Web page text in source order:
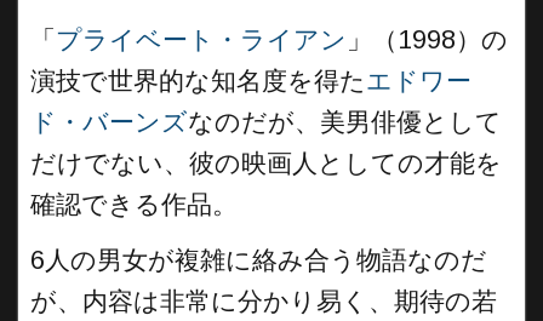
「 プライベート・ライアン 」（1998）の
演技で世界的な知名度を得たエドワー
ド・バーンズなのだが、美男俳優として
だけでない、彼の映画人としての才能を
確認できる作品。
6人の男女が複雑に絡み合う物語なのだ
が、内容は非常に分かり易く、期待の若